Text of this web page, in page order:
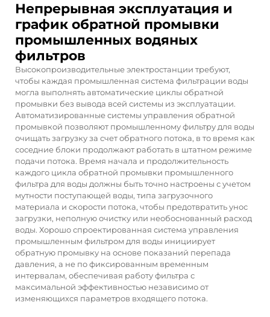
Непрерывная эксплуатация и
график обратной промывки
промышленных водяных
фильтров
Высокопроизводительные электростанции требуют,
чтобы каждая промышленная система фильтрации воды
могла выполнять автоматические циклы обратной
промывки без вывода всей системы из эксплуатации.
Автоматизированные системы управления обратной
промывкой позволяют промышленному фильтру для воды
очищать загрузку за счет обратного потока, в то время как
соседние блоки продолжают работать в штатном режиме
подачи потока. Время начала и продолжительность
каждого цикла обратной промывки промышленного
фильтра для воды должны быть точно настроены с учетом
мутности поступающей воды, типа загрузочного
материала и скорости потока, чтобы предотвратить унос
загрузки, неполную очистку или необоснованный расход
воды. Хорошо спроектированная система управления
промышленным фильтром для воды инициирует
обратную промывку на основе показаний перепада
давления, а не по фиксированным временным
интервалам, обеспечивая работу фильтра с
максимальной эффективностью независимо от
изменяющихся параметров входящего потока.